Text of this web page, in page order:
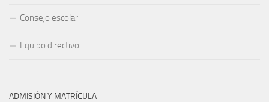
Consejo escolar
Equipo directivo
ADMISIÓN Y MATRÍCULA